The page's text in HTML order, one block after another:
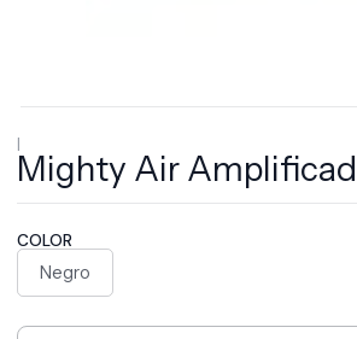
|
Mighty Air
COLOR
Negro